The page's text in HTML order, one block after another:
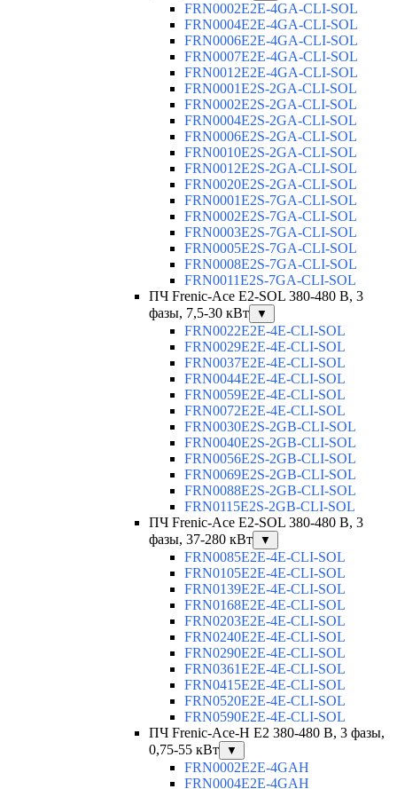
FRN0002E2E-4GA-CLI-SOL
FRN0004E2E-4GA-CLI-SOL
FRN0006E2E-4GA-CLI-SOL
FRN0007E2E-4GA-CLI-SOL
FRN0012E2E-4GA-CLI-SOL
FRN0001E2S-2GA-CLI-SOL
FRN0002E2S-2GA-CLI-SOL
FRN0004E2S-2GA-CLI-SOL
FRN0006E2S-2GA-CLI-SOL
FRN0010E2S-2GA-CLI-SOL
FRN0012E2S-2GA-CLI-SOL
FRN0020E2S-2GA-CLI-SOL
FRN0001E2S-7GA-CLI-SOL
FRN0002E2S-7GA-CLI-SOL
FRN0003E2S-7GA-CLI-SOL
FRN0005E2S-7GA-CLI-SOL
FRN0008E2S-7GA-CLI-SOL
FRN0011E2S-7GA-CLI-SOL
ПЧ Frenic-Ace E2-SOL 380-480 В, 3
фазы, 7,5-30 кВт
▼
FRN0022E2E-4E-CLI-SOL
FRN0029E2E-4E-CLI-SOL
FRN0037E2E-4E-CLI-SOL
FRN0044E2E-4E-CLI-SOL
FRN0059E2E-4E-CLI-SOL
FRN0072E2E-4E-CLI-SOL
FRN0030E2S-2GB-CLI-SOL
FRN0040E2S-2GB-CLI-SOL
FRN0056E2S-2GB-CLI-SOL
FRN0069E2S-2GB-CLI-SOL
FRN0088E2S-2GB-CLI-SOL
FRN0115E2S-2GB-CLI-SOL
ПЧ Frenic-Ace E2-SOL 380-480 В, 3
фазы, 37-280 кВт
▼
FRN0085E2E-4E-CLI-SOL
FRN0105E2E-4E-CLI-SOL
FRN0139E2E-4E-CLI-SOL
FRN0168E2E-4E-CLI-SOL
FRN0203E2E-4E-CLI-SOL
FRN0240E2E-4E-CLI-SOL
FRN0290E2E-4E-CLI-SOL
FRN0361E2E-4E-CLI-SOL
FRN0415E2E-4E-CLI-SOL
FRN0520E2E-4E-CLI-SOL
FRN0590E2E-4E-CLI-SOL
ПЧ Frenic-Ace-H E2 380-480 В, 3 фазы,
0,75-55 кВт
▼
FRN0002E2E-4GAH
FRN0004E2E-4GAH